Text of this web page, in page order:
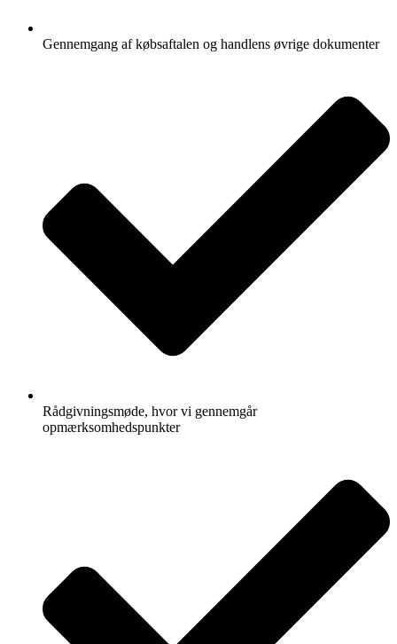
Gennemgang af købsaftalen og handlens øvrige dokumenter
Rådgivningsmøde, hvor vi gennemgår
opmærksomhedspunkter